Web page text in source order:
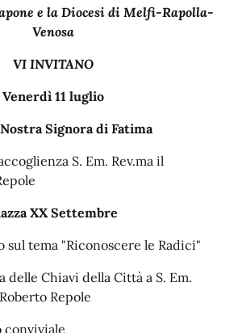
e la Diocesi di Melfi-Rapolla-
Venosa
VI INVITANO
Venerdì 11 luglio
Signora di Fatima
S. Em. Rev.ma il
XX Settembre
sul tema "Riconoscere le Radici"
delle Chiavi della Città a S. Em.
Repole
conviviale